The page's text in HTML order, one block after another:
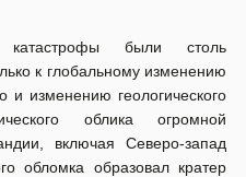
были столь
к глобальному изменению
изменению геологического
облика огромной
включая Северо-запад
обломка образовал кратер